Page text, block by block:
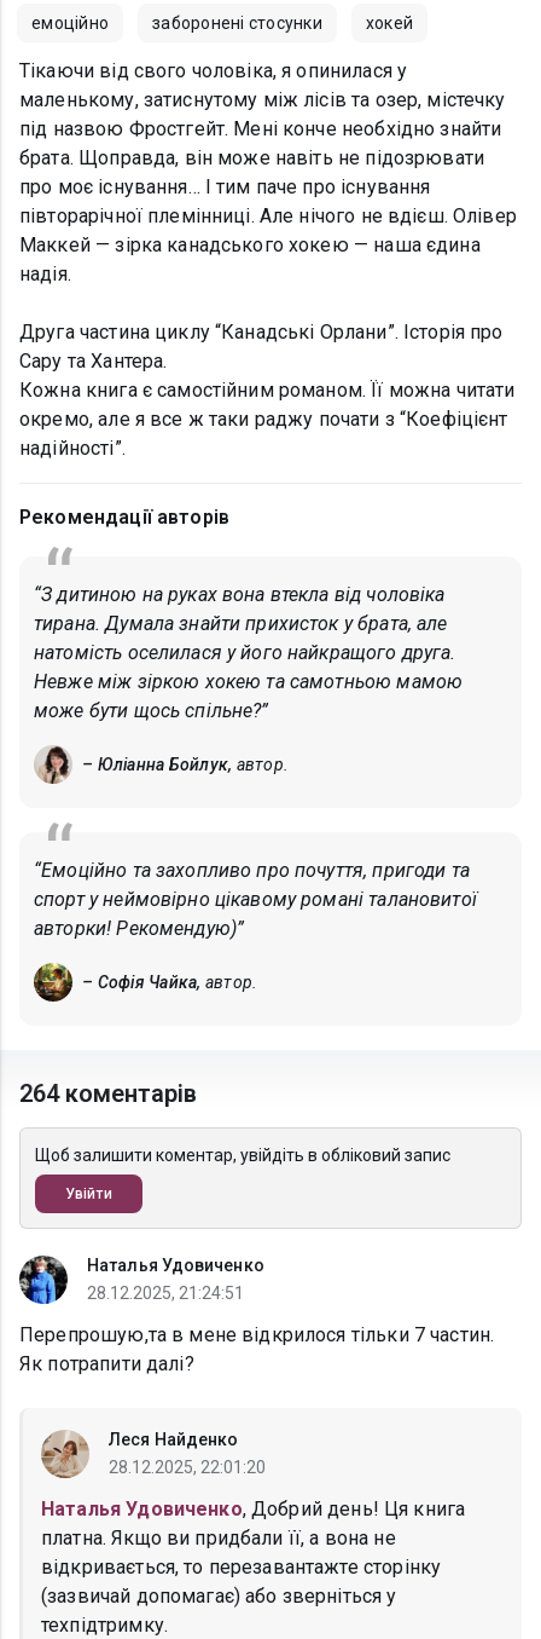
емоційно заборонені стосунки хокей
Тікаючи від свого чоловіка, я опинилася у
маленькому, затиснутому між лісів та озер, містечку
під назвою Фростгейт. Мені конче необхідно знайти
брата. Щоправда, він може навіть не підозрювати
про моє існування… І тим паче про існування
півторарічної племінниці. Але нічого не вдієш. Олівер
Маккей — зірка канадського хокею — наша єдина
надія.
Друга частина циклу “Канадські Орлани”. Історія про
Сару та Хантера.
Кожна книга є самостійним романом. Її можна читати
окремо, але я все ж таки раджу почати з “Коефіцієнт
надійності”.
Рекомендації авторів
“З дитиною на руках вона втекла від чоловіка
тирана. Думала знайти прихисток у брата, але
натомість оселилася у його найкращого друга.
Невже між зіркою хокею та самотньою мамою
може бути щось спільне?”
– Юліанна Бойлук, автор.
“Емоційно та захопливо про почуття, пригоди та
спорт у неймовірно цікавому романі талановитої
авторки! Рекомендую)”
– Софія Чайка, автор.
264 коментарів
Щоб залишити коментар, увійдіть в обліковий запис
Увійти
Наталья Удовиченко
28.12.2025, 21:24:51
Перепрошую,та в мене відкрилося тільки 7 частин.
Як потрапити далі?
Леся Найденко
28.12.2025, 22:01:20
Наталья Удовиченко, Добрий день! Ця книга
платна. Якщо ви придбали її, а вона не
відкривається, то перезавантажте сторінку
(зазвичай допомагає) або зверніться у
техпідтримку.